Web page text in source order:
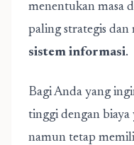
menentukan masa
paling strategis dan
sistem informasi.
Bagi Anda yang
tinggi dengan
namun tetap